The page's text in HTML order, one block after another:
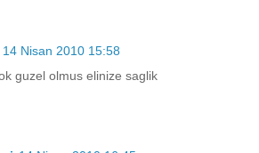
14 Nisan 2010 15:58
guzel olmus elinize saglik